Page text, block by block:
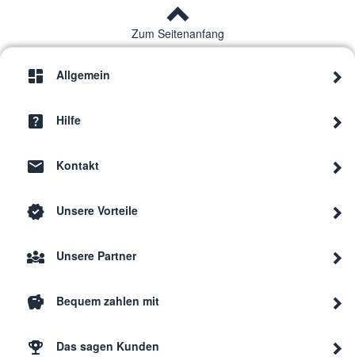
Zum Seitenanfang
Allgemein
Hilfe
Kontakt
Unsere Vorteile
Unsere Partner
Bequem zahlen mit
Das sagen Kunden